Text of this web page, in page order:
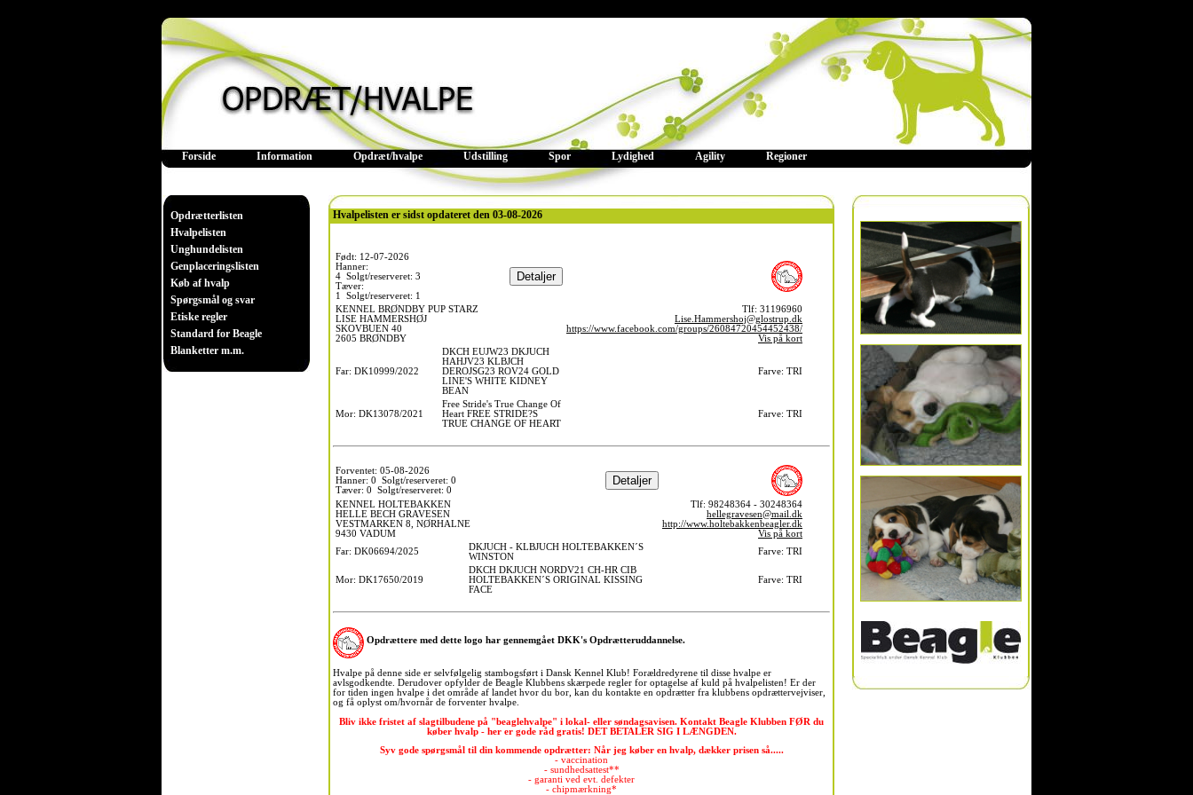
Forside Information Opdræt/hvalpe Udstilling Spor Lydighed Agility Regioner
Opdrætterlisten
Hvalpelisten
Unghundelisten
Genplaceringslisten
Køb af hvalp
Spørgsmål og svar
Etiske regler
Standard for Beagle
Blanketter m.m.
Hvalpelisten er sidst opdateret den 03-08-2026
Født: 12-07-2026
Hanner:
4 Solgt/reserveret: 3
Tæver:
1 Solgt/reserveret: 1
KENNEL BRØNDBY PUP STARZ
LISE HAMMERSHØJ
SKOVBUEN 40
2605 BRØNDBY
Tlf: 31196960
Lise.Hammershoj@glostrup.dk
https://www.facebook.com/groups/26084720454452438/
Vis på kort
Far: DK10999/2022
DKCH EUJW23 DKJUCH
HAHJV23 KLBJCH
DEROJSG23 ROV24 GOLD
LINE'S WHITE KIDNEY
BEAN
Farve: TRI
Mor: DK13078/2021
Free Stride's True Change Of
Heart FREE STRIDE?S
TRUE CHANGE OF HEART
Farve: TRI
Forventet: 05-08-2026
Hanner: 0 Solgt/reserveret: 0
Tæver: 0 Solgt/reserveret: 0
KENNEL HOLTEBAKKEN
HELLE BECH GRAVESEN
VESTMARKEN 8, NØRHALNE
9430 VADUM
Tlf: 98248364 - 30248364
hellegravesen@mail.dk
http://www.holtebakkenbeagler.dk
Vis på kort
Far: DK06694/2025
DKJUCH - KLBJUCH HOLTEBAKKEN´S
WINSTON
Farve: TRI
Mor: DK17650/2019
DKCH DKJUCH NORDV21 CH-HR CIB
HOLTEBAKKEN´S ORIGINAL KISSING
FACE
Farve: TRI
Opdrættere med dette logo har gennemgået DKK's Opdrætteruddannelse.
Hvalpe på denne side er selvfølgelig stambogsført i Dansk Kennel Klub! Forældredyrene til disse hvalpe er
avlsgodkendte. Derudover opfylder de Beagle Klubbens skærpede regler for optagelse af kuld på hvalpelisten! Er der
for tiden ingen hvalpe i det område af landet hvor du bor, kan du kontakte en opdrætter fra klubbens opdrættervejviser,
og få oplyst om/hvornår de forventer hvalpe.
Bliv ikke fristet af slagtilbudene på "beaglehvalpe" i lokal- eller søndagsavisen. Kontakt Beagle Klubben FØR du
køber hvalp - her er gode råd gratis! DET BETALER SIG I LÆNGDEN.
Syv gode spørgsmål til din kommende opdrætter: Når jeg køber en hvalp, dækker prisen så.....
- vaccination
- sundhedsattest**
- garanti ved evt. defekter
- chipmærkning*